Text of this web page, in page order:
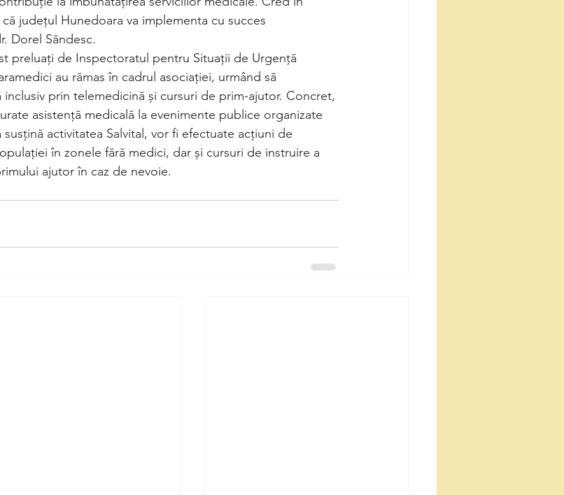
județul Hunedoara va implementa cu succes
Dorel Săndesc.
preluați de Inspectoratul pentru Situații de Urgență
au rămas în cadrul asociației, urmând să
prin telemedicină și cursuri de prim-ajutor. Concret,
asistență medicală la evenimente publice organizate
activitatea Salvital, vor fi efectuate acțiuni de
în zonele fără medici, dar și cursuri de instruire a
ajutor în caz de nevoie.